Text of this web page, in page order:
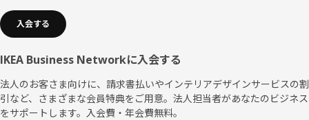
入会する
IKEA Business Networkに入会する
法人のお客さま向けに、請求書払いやインテリアデザインサービスの割
引など、さまざまな会員特典をご用意。法人担当者があなたのビジネス
をサポートします。入会費・年会費無料。